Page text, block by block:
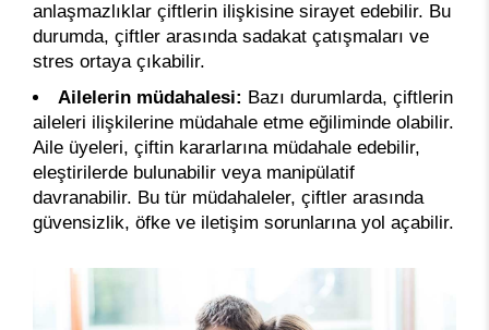
anlaşmazlıklar çiftlerin ilişkisine sirayet edebilir. Bu
durumda, çiftler arasında sadakat çatışmaları ve
stres ortaya çıkabilir.
Ailelerin müdahalesi: Bazı durumlarda, çiftlerin
aileleri ilişkilerine müdahale etme eğiliminde olabilir.
Aile üyeleri, çiftin kararlarına müdahale edebilir,
eleştirilerde bulunabilir veya manipülatif
davranabilir. Bu tür müdahaleler, çiftler arasında
güvensizlik, öfke ve iletişim sorunlarına yol açabilir.